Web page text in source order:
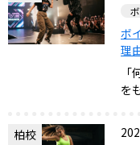
ボ
理
を
柏校